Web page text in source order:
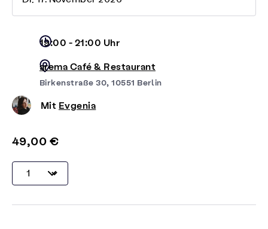
19:00 - 21:00 Uhr
arema Café & Restaurant
Birkenstraße 30, 10551 Berlin
Mit Evgenia
49,00 €